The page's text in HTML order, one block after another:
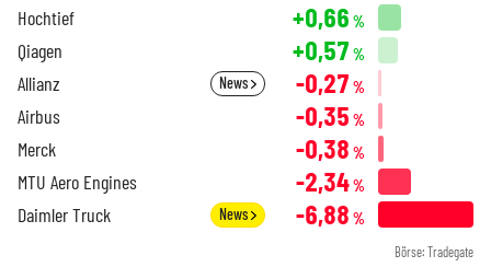
Hochtief +0,66 %
Qiagen +0,57 %
Allianz News -0,27 %
Airbus -0,35 %
Merck -0,38 %
MTU Aero Engines -2,34%
Daimler Truck News -6,88 %
Börse: Tradegate